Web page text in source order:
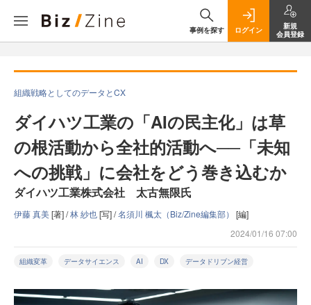
事例を探す ログイン
新規
会員登録
組織戦略としてのデータとCX
ダイハツ工業の「AIの民主化」は草
の根活動から全社的活動へ──「未知
への挑戦」に会社をどう巻き込むか
ダイハツ工業株式会社 太古無限氏
伊藤 真美[著] /林 紗也[写] /名須川 楓太（Biz/Zine編集部） [編]
2024/01/16 07:00
組織変革 データサイエンス AI DX データドリブン経営